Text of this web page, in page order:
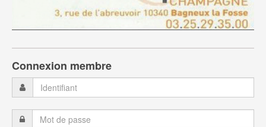
Connexion membre